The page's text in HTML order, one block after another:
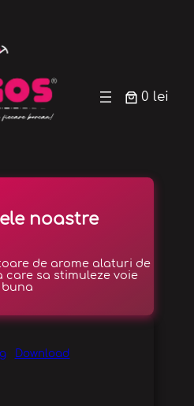
0 lei
noastre
de arome alaturi de
sa stimuleze voie
buna
Download